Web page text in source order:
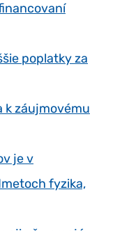
poplatky za
k záujmovému
je v
fyzika,